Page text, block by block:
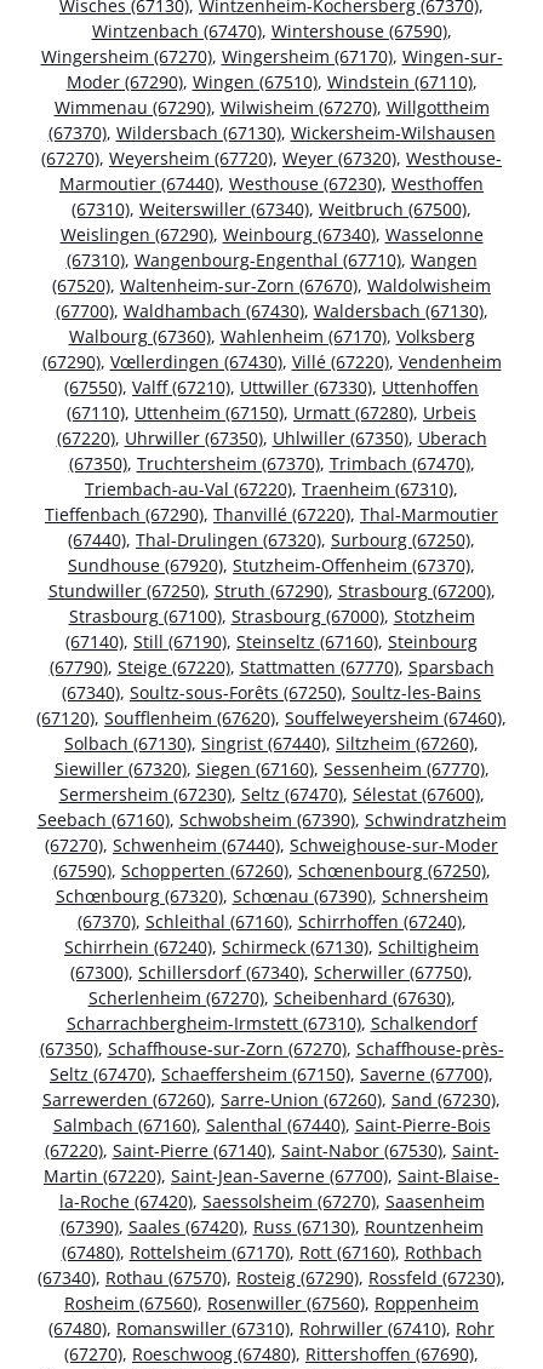
Wisches (67130), Wintzenheim-Kochersberg (67370),
Wintzenbach (67470), Wintershouse (67590),
Wingersheim (67270), Wingersheim (67170), Wingen-sur-
Moder (67290), Wingen (67510), Windstein (67110),
Wimmenau (67290), Wilwisheim (67270), Willgottheim
(67370), Wildersbach (67130), Wickersheim-Wilshausen
(67270), Weyersheim (67720), Weyer (67320), Westhouse-
Marmoutier (67440), Westhouse (67230), Westhoffen
(67310), Weiterswiller (67340), Weitbruch (67500),
Weislingen (67290), Weinbourg (67340), Wasselonne
(67310), Wangenbourg-Engenthal (67710), Wangen
(67520), Waltenheim-sur-Zorn (67670), Waldolwisheim
(67700), Waldhambach (67430), Waldersbach (67130),
Walbourg (67360), Wahlenheim (67170), Volksberg
(67290), Vœllerdingen (67430), Villé (67220), Vendenheim
(67550), Valff (67210), Uttwiller (67330), Uttenhoffen
(67110), Uttenheim (67150), Urmatt (67280), Urbeis
(67220), Uhrwiller (67350), Uhlwiller (67350), Uberach
(67350), Truchtersheim (67370), Trimbach (67470),
Triembach-au-Val (67220), Traenheim (67310),
Tieffenbach (67290), Thanvillé (67220), Thal-Marmoutier
(67440), Thal-Drulingen (67320), Surbourg (67250),
Sundhouse (67920), Stutzheim-Offenheim (67370),
Stundwiller (67250), Struth (67290), Strasbourg (67200),
Strasbourg (67100), Strasbourg (67000), Stotzheim
(67140), Still (67190), Steinseltz (67160), Steinbourg
(67790), Steige (67220), Stattmatten (67770), Sparsbach
(67340), Soultz-sous-Forêts (67250), Soultz-les-Bains
(67120), Soufflenheim (67620), Souffelweyersheim (67460),
Solbach (67130), Singrist (67440), Siltzheim (67260),
Siewiller (67320), Siegen (67160), Sessenheim (67770),
Sermersheim (67230), Seltz (67470), Sélestat (67600),
Seebach (67160), Schwobsheim (67390), Schwindratzheim
(67270), Schwenheim (67440), Schweighouse-sur-Moder
(67590), Schopperten (67260), Schœnenbourg (67250),
Schœnbourg (67320), Schœnau (67390), Schnersheim
(67370), Schleithal (67160), Schirrhoffen (67240),
Schirrhein (67240), Schirmeck (67130), Schiltigheim
(67300), Schillersdorf (67340), Scherwiller (67750),
Scherlenheim (67270), Scheibenhard (67630),
Scharrachbergheim-Irmstett (67310), Schalkendorf
(67350), Schaffhouse-sur-Zorn (67270), Schaffhouse-près-
Seltz (67470), Schaeffersheim (67150), Saverne (67700),
Sarrewerden (67260), Sarre-Union (67260), Sand (67230),
Salmbach (67160), Salenthal (67440), Saint-Pierre-Bois
(67220), Saint-Pierre (67140), Saint-Nabor (67530), Saint-
Martin (67220), Saint-Jean-Saverne (67700), Saint-Blaise-
la-Roche (67420), Saessolsheim (67270), Saasenheim
(67390), Saales (67420), Russ (67130), Rountzenheim
(67480), Rottelsheim (67170), Rott (67160), Rothbach
(67340), Rothau (67570), Rosteig (67290), Rossfeld (67230),
Rosheim (67560), Rosenwiller (67560), Roppenheim
(67480), Romanswiller (67310), Rohrwiller (67410), Rohr
(67270), Roeschwoog (67480), Rittershoffen (67690),